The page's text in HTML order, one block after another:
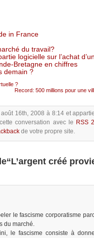
in France
du travail?
logicielle sur l’achat
Bretagne en chiffres
demain ?
?
Record: 500 millions pour une
août 16th, 2008 à 8:14 et
conversation avec le RSS
de votre propre site.
créé
le fascisme corporatisme
du marché.
le fascisme consiste à